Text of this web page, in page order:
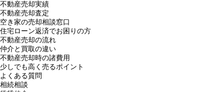
不動産売却実績
不動産売却査定
空き家の売却相談窓口
住宅ローン返済でお困りの方
不動産売却の流れ
仲介と買取の違い
不動産売却時の諸費用
少しでも高く売るポイント
よくある質問
相続相談